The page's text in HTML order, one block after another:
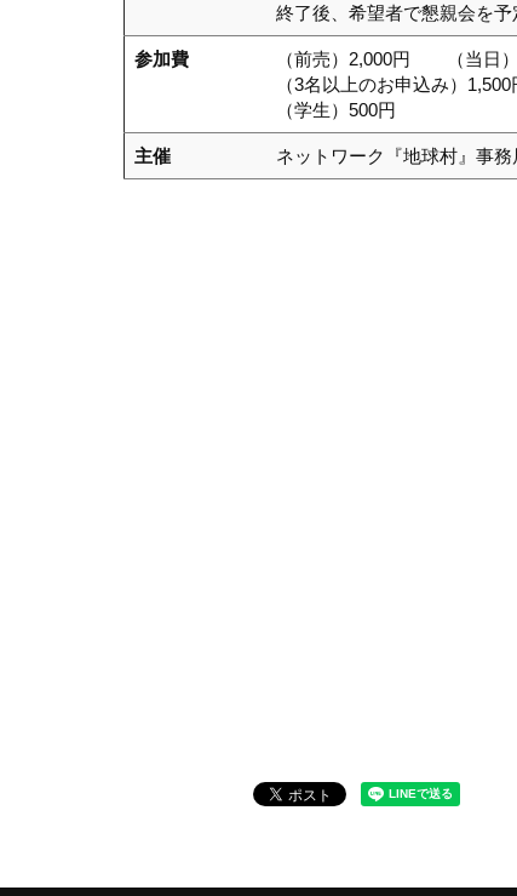
終了後、希望者で懇親会を予
参加費
（前売）2,000円 （当日
（3名以上のお申込み）
（学生）500円
主催 ネットワーク『地球村』事務